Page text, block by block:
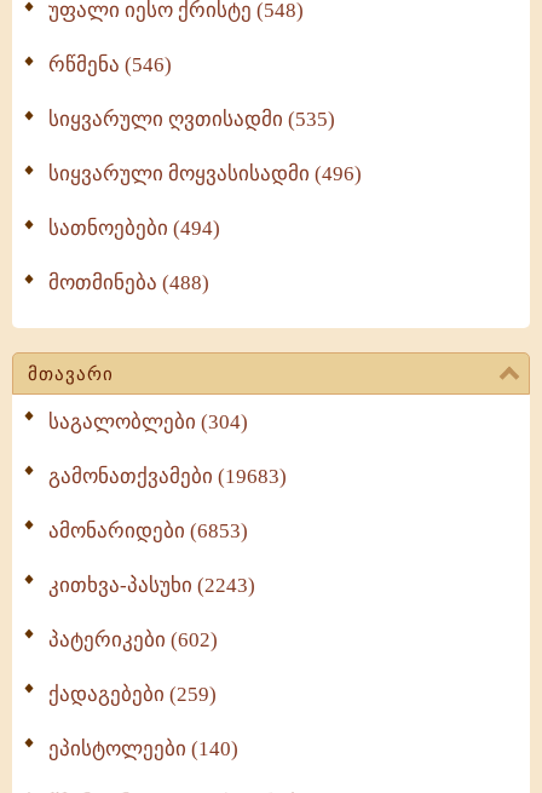
უფალი იესო ქრისტე (548)
რწმენა (546)
სიყვარული ღვთისადმი (535)
სიყვარული მოყვასისადმი (496)
სათნოებები (494)
მოთმინება (488)
მთავარი
საგალობლები (304)
გამონათქვამები (19683)
ამონარიდები (6853)
კითხვა-პასუხი (2243)
პატერიკები (602)
ქადაგებები (259)
ეპისტოლეები (140)